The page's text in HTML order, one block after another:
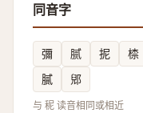
同音字
彌 腻 抳 㮏
膩
郳
与 秜 读音相同或相近